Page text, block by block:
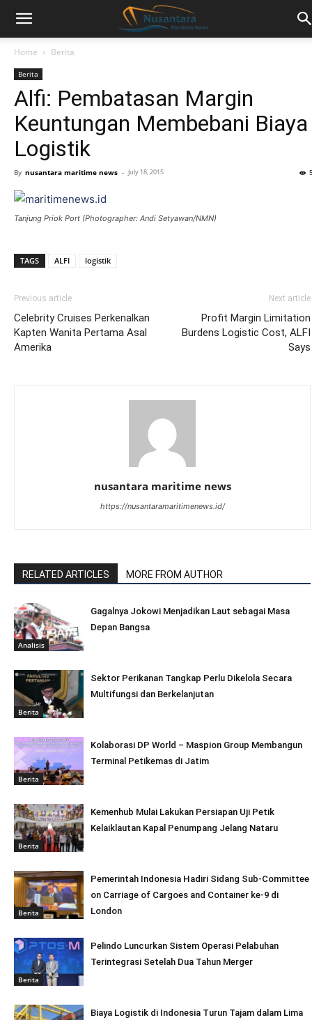
Home Berita
Berita
Alfi: Pembatasan Margin
Keuntungan Membebani Biaya
Logistik
By nusantara maritime news - July 18, 2015
Tanjung Priok Port (Photographer: Andi Setyawan/NMN)
TAGS ALFI logistik
Previous article
Celebrity Cruises Perkenalkan
Kapten Wanita Pertama Asal
Amerika
Next article
Profit Margin Limitation
Burdens Logistic Cost, ALFI
Says
nusantara maritime news
https://nusantaramaritimenews.id/
RELATED ARTICLES MORE FROM AUTHOR
Analisis
Gagalnya Jokowi Menjadikan Laut sebagai Masa
Depan Bangsa
Berita
Sektor Perikanan Tangkap Perlu Dikelola Secara
Multifungsi dan Berkelanjutan
Berita
Kolaborasi DP World – Maspion Group Membangun
Terminal Petikemas di Jatim
Berita
Kemenhub Mulai Lakukan Persiapan Uji Petik
Kelaiklautan Kapal Penumpang Jelang Nataru
Berita
Pemerintah Indonesia Hadiri Sidang Sub-Committee
on Carriage of Cargoes and Container ke-9 di
London
Berita
Pelindo Luncurkan Sistem Operasi Pelabuhan
Terintegrasi Setelah Dua Tahun Merger
Biaya Logistik di Indonesia Turun Tajam dalam Lima